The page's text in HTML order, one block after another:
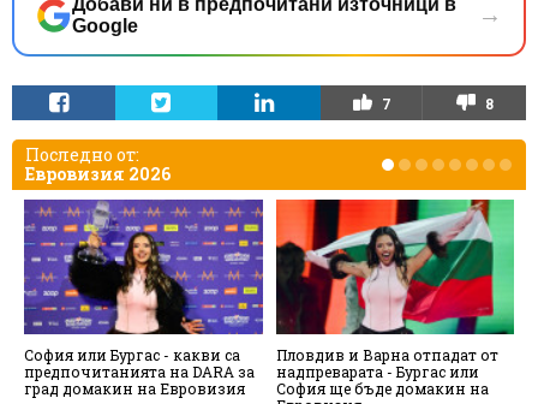
Добави ни в предпочитани източници в
Google
→
7 8
Последно от:
Евровизия 2026
София или Бургас - какви са
предпочитанията на DARA за
град домакин на Евровизия
Пловдив и Варна отпадат от
надпреварата - Бургас или
София ще бъде домакин на